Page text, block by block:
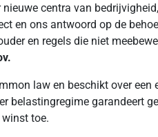
centra van
en ons antwoord op de
en regels die niet
law en beschikt over
belastingregime garandeert
toe.